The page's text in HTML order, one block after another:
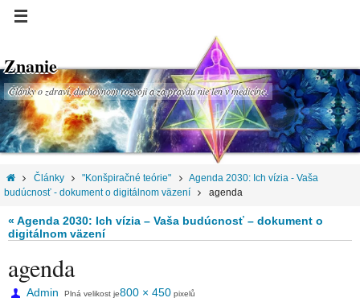
Znanie
Články o zdraví, duchovnom rozvoji a za pravdu nie len v medicíne.
Články "Konšpiračné teórie"
Agenda 2030: Ich vízia - Vaša
budúcnosť - dokument o digitálnom väzení
agenda
« Agenda 2030: Ich vízia – Vaša budúcnosť – dokument o
digitálnom väzení
agenda
Admin Plná velikost je800 × 450 pixelů